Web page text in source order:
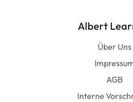
Albert
Über Uns
AGB
Interne